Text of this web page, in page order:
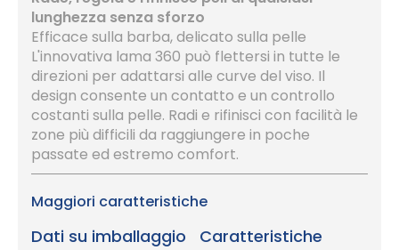
lunghezza senza sforzo
Efficace sulla barba, delicato sulla pelle
L'innovativa lama 360 può flettersi in tutte le
direzioni per adattarsi alle curve del viso. Il
design consente un contatto e un controllo
costanti sulla pelle. Radi e rifinisci con facilità le
zone più difficili da raggiungere in poche
passate ed estremo comfort.
Maggiori caratteristiche
Dati su imballaggio Caratteristiche